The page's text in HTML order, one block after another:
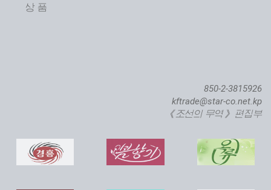
상 품
850-2-3815926
kftrade@star-co.net.kp
《조선의 무역》 편집부